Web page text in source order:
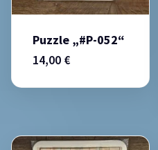
Puzzle „#P-052“
14,00 €